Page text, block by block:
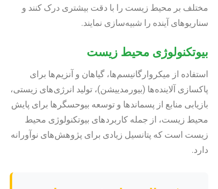
مختلف بر محیط زیست را با دقت بیشتری درک کنند و
سناریوهای آینده را شبیه‌سازی نمایند.
بیوتکنولوژی محیط زیست
استفاده از میکروارگانیسم‌ها، گیاهان و آنزیم‌ها برای
پاکسازی آلاینده‌ها (بیورمدییشن)، تولید انرژی‌های زیستی،
بازیابی منابع از پسماندها و توسعه بیوحسگرها برای پایش
محیط زیست، از جمله کاربردهای بیوتکنولوژی محیط
زیست است که پتانسیل زیادی برای پژوهش‌های نوآورانه
دارد.